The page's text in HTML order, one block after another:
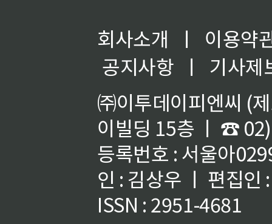
회사소개 ㅣ
이용약
공지사항
ㅣ
기사제
㈜이투데이피엔씨 (
이빌딩 15층 ㅣ ☎
등록번호 : 서울아
인 : 김상우 ㅣ 편집인
ISSN : 2951-4681